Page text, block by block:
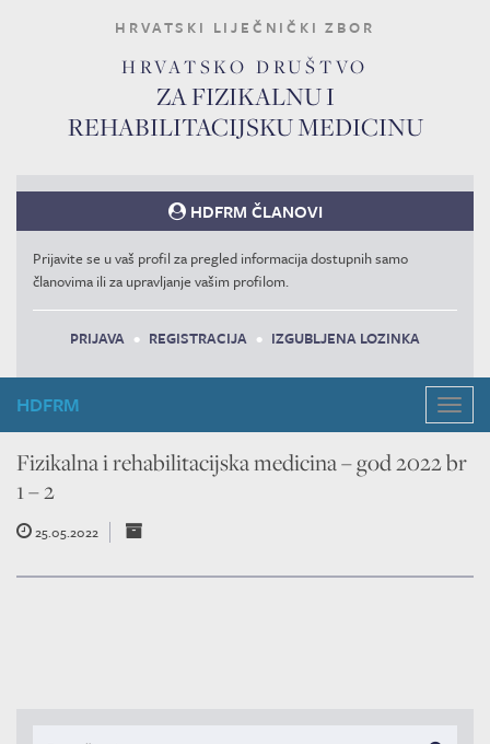
HRVATSKI LIJEČNIČKI ZBOR
HRVATSKO DRUŠTVO
ZA FIZIKALNU I
REHABILITACIJSKU MEDICINU
HDFRM ČLANOVI
Prijavite se u vaš profil za pregled informacija dostupnih samo
članovima ili za upravljanje vašim profilom.
PRIJAVA • REGISTRACIJA • IZGUBLJENA LOZINKA
HDFRM
Fizikalna i rehabilitacijska medicina – god 2022 br
1 – 2
25.05.2022